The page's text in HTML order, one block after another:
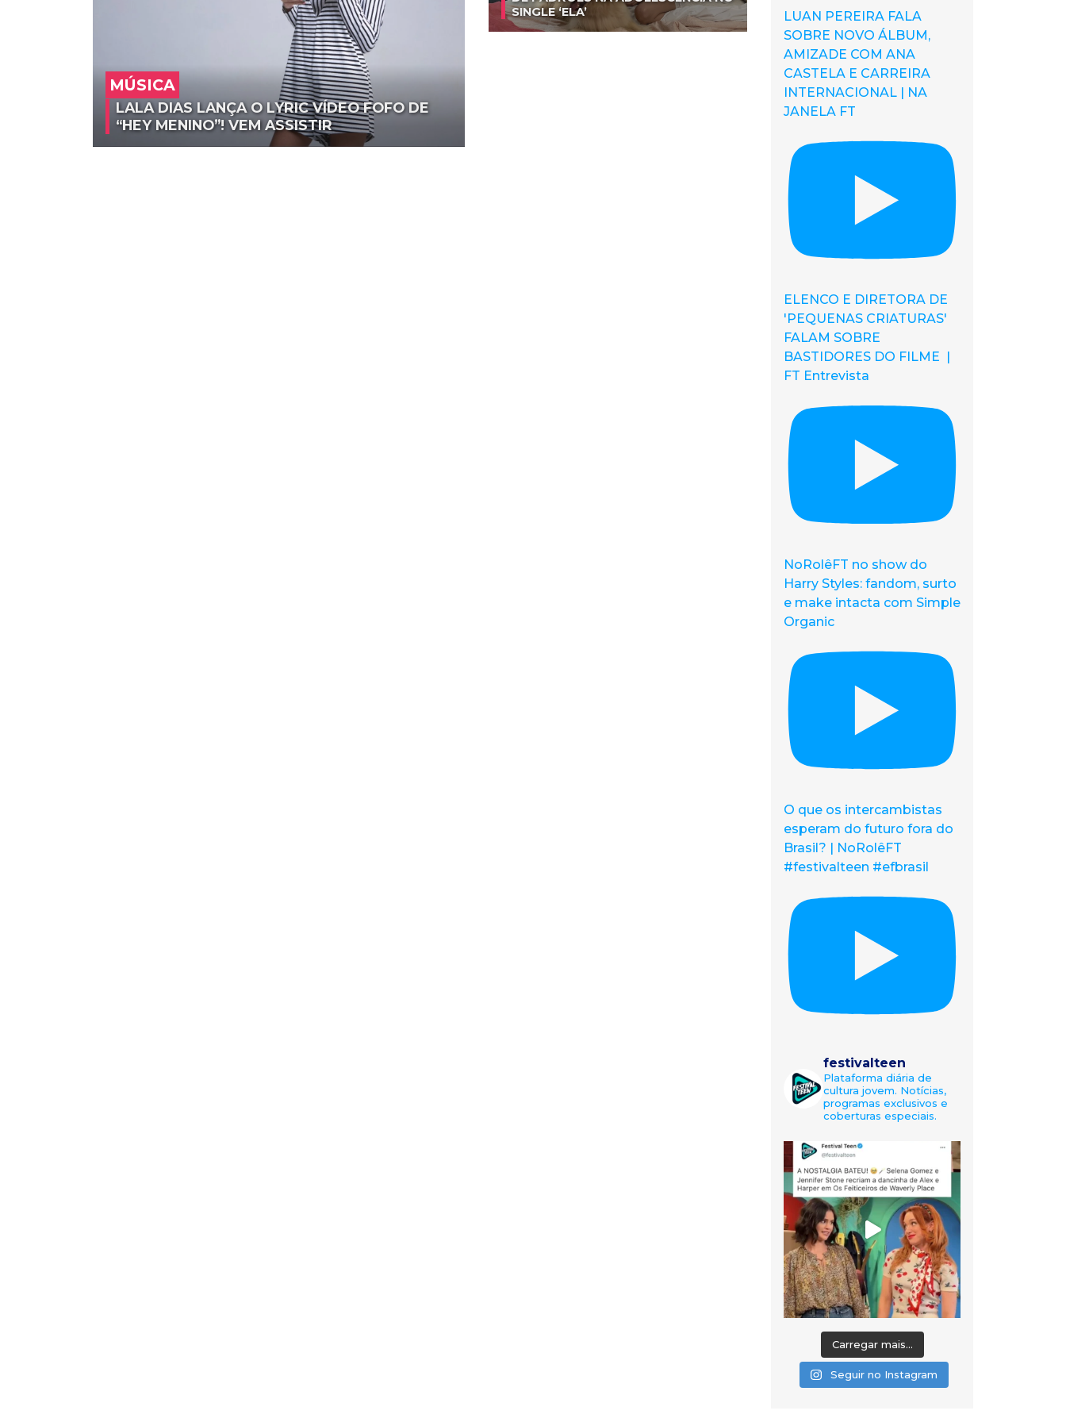
MÚSICA
LALA DIAS LANÇA O LYRIC VÍDEO FOFO DE
“HEY MENINO”! VEM ASSISTIR
SINGLE ‘ELA’
LUAN PEREIRA FALA
SOBRE NOVO ÁLBUM,
AMIZADE COM ANA
CASTELA E CARREIRA
INTERNACIONAL | NA
JANELA FT
ELENCO E DIRETORA DE
'PEQUENAS CRIATURAS'
FALAM SOBRE
BASTIDORES DO FILME |
FT Entrevista
NoRolêFT no show do
Harry Styles: fandom, surto
e make intacta com Simple
Organic
O que os intercambistas
esperam do futuro fora do
Brasil? | NoRolêFT
#festivalteen #efbrasil
festivalteen
Plataforma diária de
cultura jovem. Notícias,
programas exclusivos e
coberturas especiais.
Carregar mais...
Seguir no Instagram